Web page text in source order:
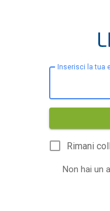
Inserisci la tua
Rimani
Non hai un